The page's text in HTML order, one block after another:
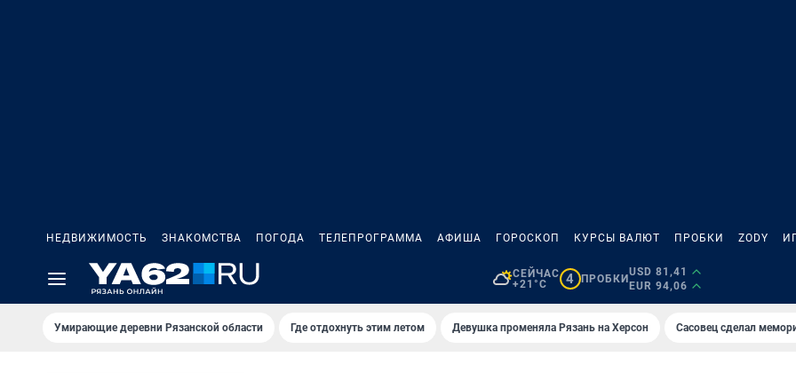
НЕДВИЖИМОСТЬ ЗНАКОМСТВА ПОГОДА ТЕЛЕПРОГРАММА АФИША ГОРОСКОП КУРСЫ ВАЛЮТ ПРОБКИ ZODY
СЕЙЧАС
+21°C
4 ПРОБКИ
USD 81,41
EUR 94,06
Умирающие деревни Рязанской области Где отдохнуть этим летом Девушка променяла Рязань на Херсон Сасовец сделал